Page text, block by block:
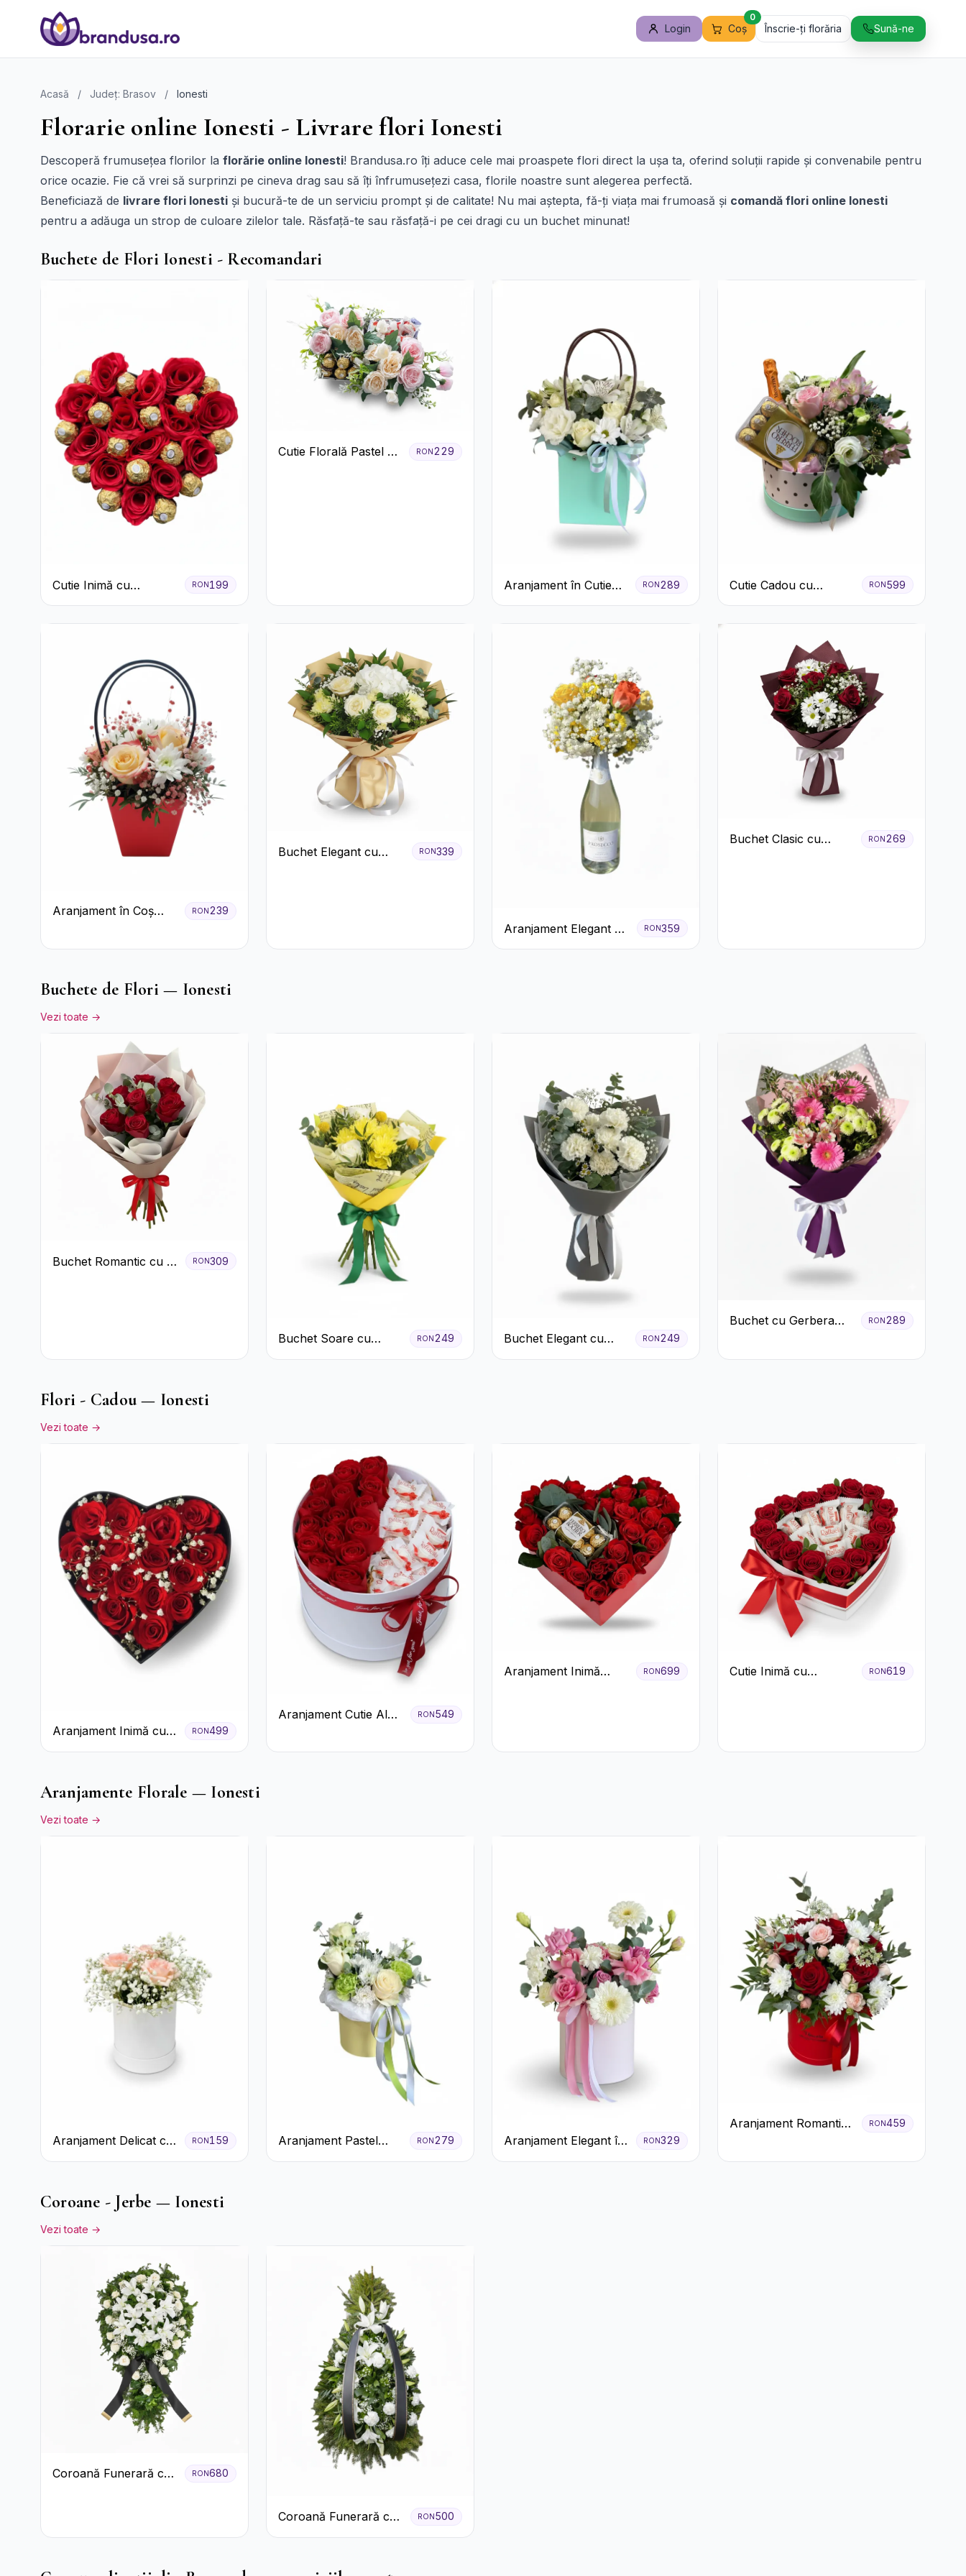
Login Coș
0
Înscrie-ți florăria Sună-ne
Acasă / Județ: Brasov / Ionesti
Florarie online Ionesti - Livrare flori Ionesti
Descoperă frumusețea florilor la florărie online Ionesti! Brandusa.ro îți aduce cele mai proaspete flori direct la ușa ta, oferind soluții rapide și convenabile pentru
orice ocazie. Fie că vrei să surprinzi pe cineva drag sau să îți înfrumusețezi casa, florile noastre sunt alegerea perfectă.
Beneficiază de livrare flori Ionesti și bucură-te de un serviciu prompt și de calitate! Nu mai aștepta, fă-ți viața mai frumoasă și comandă flori online Ionesti
pentru a adăuga un strop de culoare zilelor tale. Răsfață-te sau răsfață-i pe cei dragi cu un buchet minunat!
Buchete de Flori Ionesti - Recomandari
Cutie Inimă cu
Trandafiri Roșii și
RON199
Cutie Florală Pastel cu
RON229
Aranjament în Cutie
Verde Mentă cu
RON289
Cutie Cadou cu
Prosecco Mionetto
RON599
Aranjament în Coș
Crizanteme Albe
RON239
Buchet Elegant cu
RON339
Aranjament Elegant cu
Prosecco și Flori
RON359
Buchet Clasic cu
RON269
Buchete de Flori — Ionesti
Vezi toate →
Buchet Romantic cu 9
RON309
Buchet Soare cu
Crizanteme Galbene și
RON249
Buchet Elegant cu
Garoafe Albe și
RON249
Buchet cu Gerbera
RON289
Flori - Cadou — Ionesti
Vezi toate →
Aranjament Inimă cu
Trandafiri Roșii și
RON499
Aranjament Cutie Albă
Raffaello
RON549
Aranjament Inimă
RON699
Cutie Inimă cu
RON619
Aranjamente Florale — Ionesti
Vezi toate →
Aranjament Delicat cu
3 Trandafiri Roz în
RON159
Aranjament Pastel
Verde în Cutie Galben
RON279
Aranjament Elegant în
Cutie Roz cu Trandafiri
RON329
Aranjament Romantic
Trandafiri și
RON459
Coroane - Jerbe — Ionesti
Vezi toate →
Coroană Funerară cu
RON680
Coroană Funerară cu
Crini și Garoafe Albe
RON500